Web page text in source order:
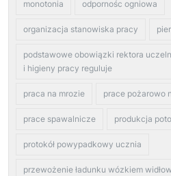
monotonia odpornośc ogniowa
organizacja stanowiska pracy
podstawowe obowiązki rektora
i higieny pracy reguluje
praca na mrozie prace pożarowo
prace spawalnicze produkcja
protokół powypadkowy ucznia
przewożenie ładunku wózkiem